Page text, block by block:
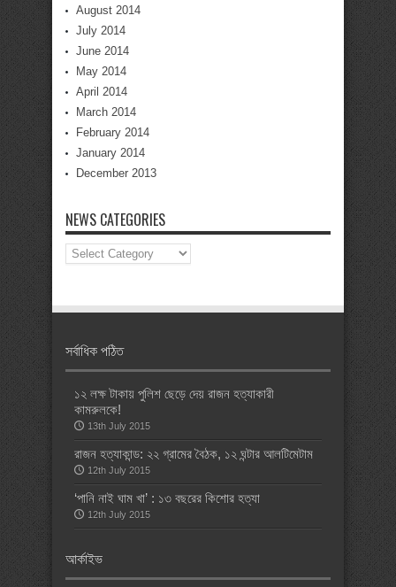
August 2014
July 2014
June 2014
May 2014
April 2014
March 2014
February 2014
January 2014
December 2013
NEWS CATEGORIES
News
Categories
সর্বাধিক পঠিত
১২ লক্ষ টাকায় পুলিশ ছেড়ে দেয় রাজন হত্যাকারী
কামরুলকে!
13th July 2015
রাজন হত্যাকান্ড: ২২ গ্রামের বৈঠক, ১২ ঘন্টার আলটিমেটাম
12th July 2015
‘পানি নাই ঘাম খা’ : ১৩ বছরের কিশোর হত্যা
12th July 2015
আর্কাইভ